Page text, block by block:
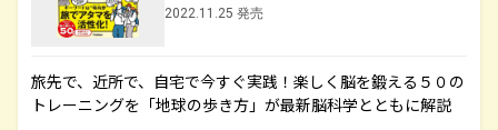
2022.11.25 発売
旅先で、近所で、自宅で今すぐ実践！楽しく脳を鍛える５０の
トレーニングを「地球の歩き方」が最新脳科学とともに解説